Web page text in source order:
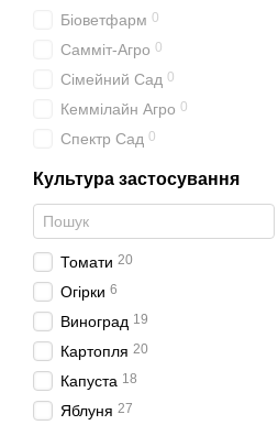
Біоветфарм 0
Самміт-Агро 0
Сімейний Сад 0
Кеммілайн Агро 0
Спектр Сад 0
Культура застосування
Томати 20
Огірки 6
Виноград 19
Картопля 20
Капуста 18
Яблуня 27